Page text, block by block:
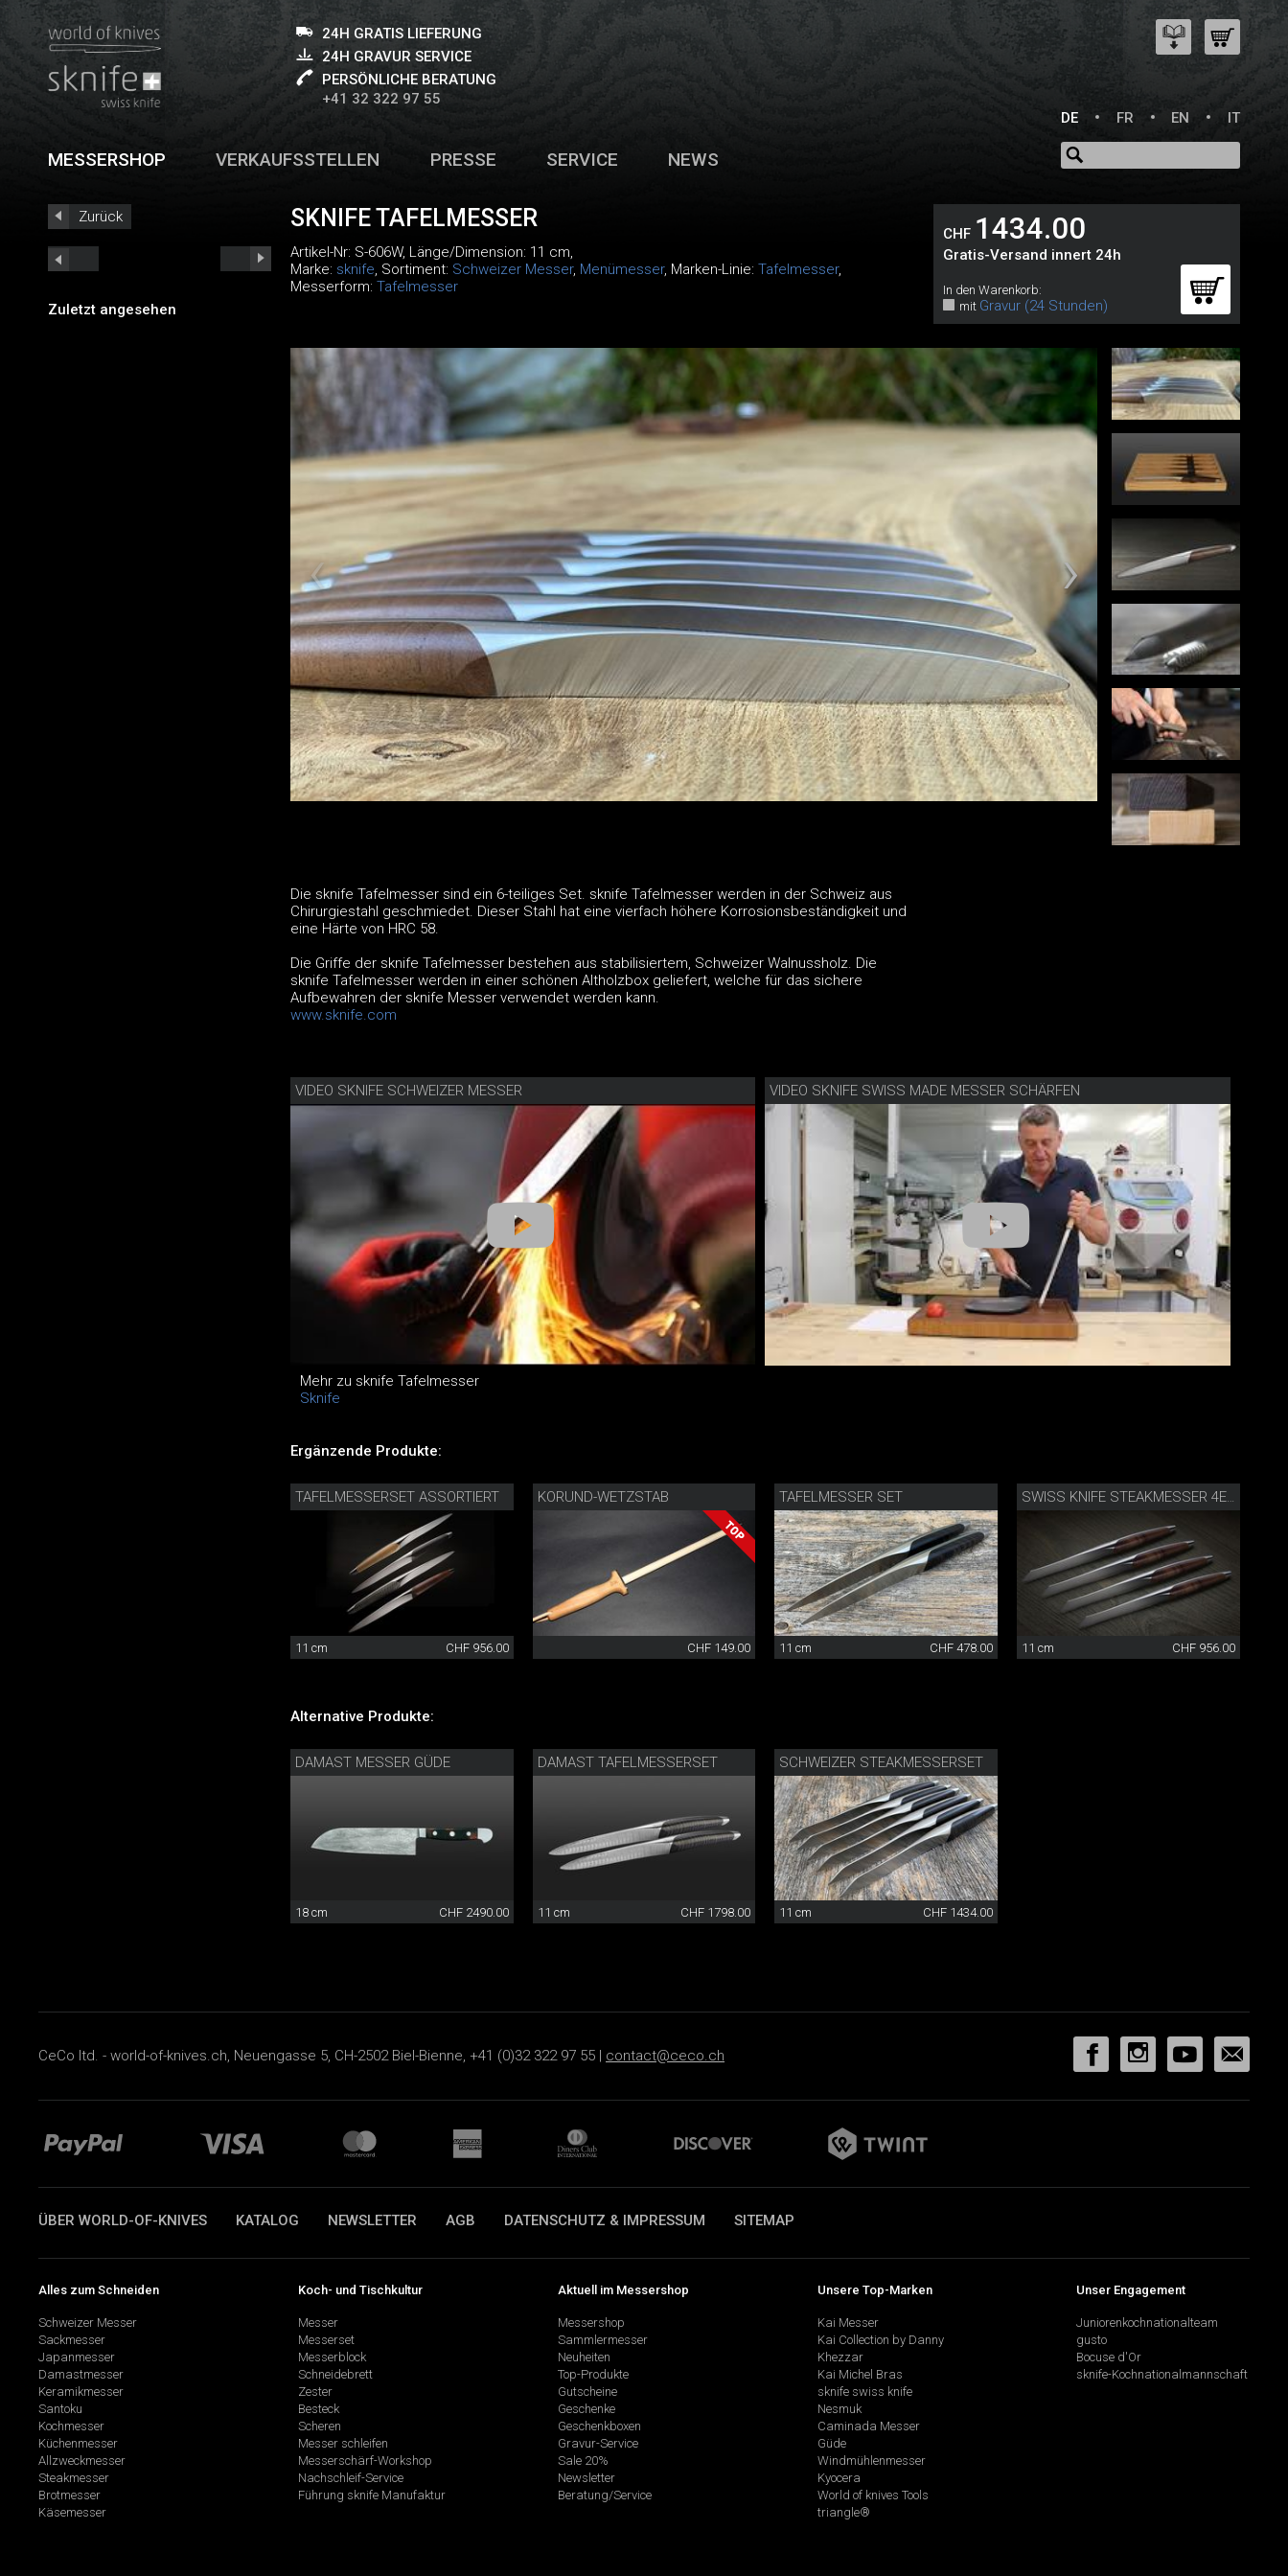
24H GRATIS LIEFERUNG
24H GRAVUR SERVICE
PERSÖNLICHE BERATUNG
+41 32 322 97 55
DE
FR EN IT
MESSERSHOP VERKAUFSSTELLEN PRESSE SERVICE NEWS
Zurück
Zuletzt angesehen
SKNIFE TAFELMESSER
Artikel-Nr: S-606W, Länge/Dimension: 11 cm,
Marke: sknife, Sortiment: Schweizer Messer, Menümesser, Marken-Linie: Tafelmesser,
Messerform: Tafelmesser
CHF 1434.00
Gratis-Versand innert 24h
In den Warenkorb:
mit Gravur (24 Stunden)
Die sknife Tafelmesser sind ein 6-teiliges Set. sknife Tafelmesser werden in der Schweiz aus
Chirurgiestahl geschmiedet. Dieser Stahl hat eine vierfach höhere Korrosionsbeständigkeit und
eine Härte von HRC 58.
Die Griffe der sknife Tafelmesser bestehen aus stabilisiertem, Schweizer Walnussholz. Die
sknife Tafelmesser werden in einer schönen Altholzbox geliefert, welche für das sichere
Aufbewahren der sknife Messer verwendet werden kann.
www.sknife.com
VIDEO SKNIFE SCHWEIZER MESSER VIDEO SKNIFE SWISS MADE MESSER SCHÄRFEN
Mehr zu sknife Tafelmesser
Sknife
Ergänzende Produkte:
TAFELMESSERSET ASSORTIERT
11 cm CHF 956.00
KORUND-WETZSTAB
CHF 149.00
TAFELMESSER SET
11 cm CHF 478.00
SWISS KNIFE STEAKMESSER 4ER SET
11 cm CHF 956.00
Alternative Produkte:
DAMAST MESSER GÜDE
18 cm CHF 2490.00
DAMAST TAFELMESSERSET
11 cm CHF 1798.00
SCHWEIZER STEAKMESSERSET
11 cm CHF 1434.00
CeCo ltd. - world-of-knives.ch, Neuengasse 5, CH-2502 Biel-Bienne, +41 (0)32 322 97 55 | contact@ceco.ch
ÜBER WORLD-OF-KNIVES KATALOG NEWSLETTER AGB DATENSCHUTZ & IMPRESSUM SITEMAP
Alles zum Schneiden
Schweizer Messer
Sackmesser
Japanmesser
Damastmesser
Keramikmesser
Santoku
Kochmesser
Küchenmesser
Allzweckmesser
Steakmesser
Brotmesser
Käsemesser
Koch- und Tischkultur
Messer
Messerset
Messerblock
Schneidebrett
Zester
Besteck
Scheren
Messer schleifen
Messerschärf-Workshop
Nachschleif-Service
Führung sknife Manufaktur
Aktuell im Messershop
Messershop
Sammlermesser
Neuheiten
Top-Produkte
Gutscheine
Geschenke
Geschenkboxen
Gravur-Service
Sale 20%
Newsletter
Beratung/Service
Unsere Top-Marken
Kai Messer
Kai Collection by Danny
Khezzar
Kai Michel Bras
sknife swiss knife
Nesmuk
Caminada Messer
Güde
Windmühlenmesser
Kyocera
World of knives Tools
triangle®
Unser Engagement
Juniorenkochnationalteam
gusto
Bocuse d'Or
sknife-Kochnationalmannschaft